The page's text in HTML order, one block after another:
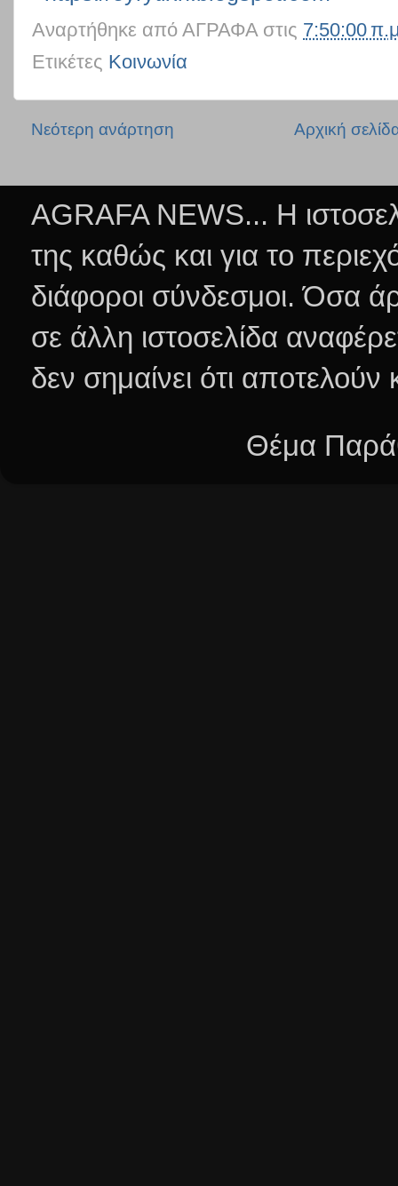
Αναρτήθηκε από ΑΓΡΑΦΑ στις 7:50:00
Ετικέτες Κοινωνία
Νεότερη ανάρτηση Αρχική
AGRAFA NEWS... Η
της καθώς και για το
διάφοροι σύνδεσμοι.Όσα
σε άλλη ιστοσελίδα
δεν σημαίνει ότι
Θέμα